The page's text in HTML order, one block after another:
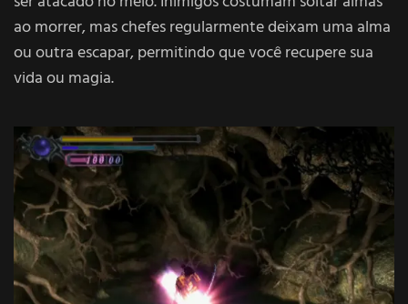
ao morrer, mas chefes regularmente deixam uma alma
ou outra escapar, permitindo que você recupere sua
vida ou magia.